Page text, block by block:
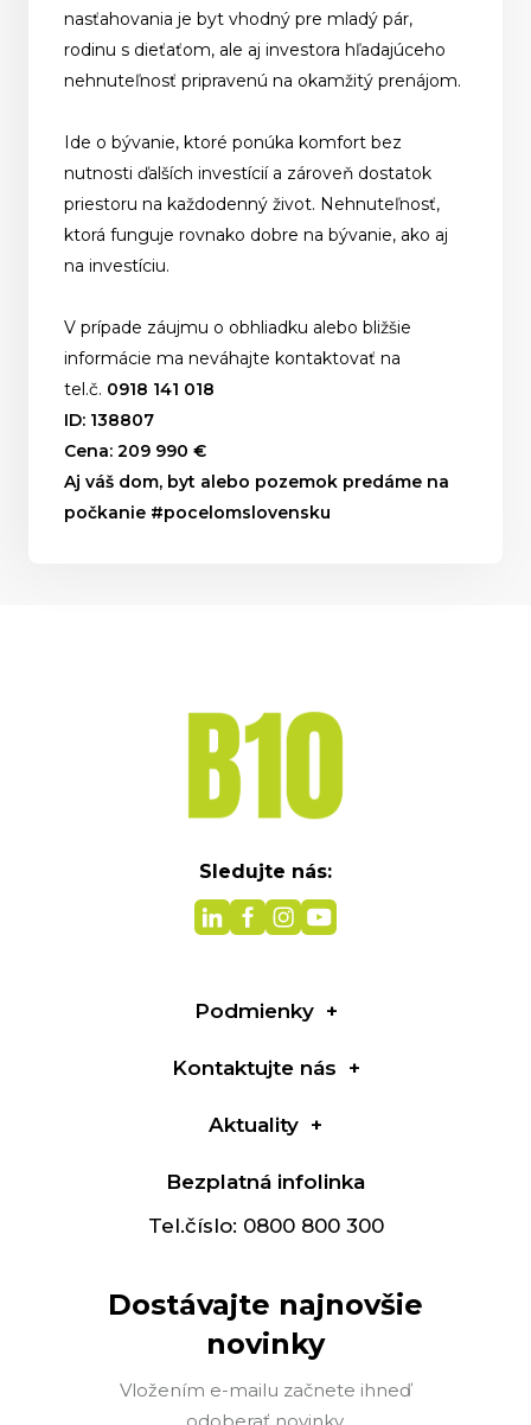
nasťahovania je byt vhodný pre mladý pár,
rodinu s dieťaťom, ale aj investora hľadajúceho
nehnuteľnosť pripravenú na okamžitý prenájom.
Ide o bývanie, ktoré ponúka komfort bez
nutnosti ďalších investícií a zároveň dostatok
priestoru na každodenný život. Nehnuteľnosť,
ktorá funguje rovnako dobre na bývanie, ako aj
na investíciu.
V prípade záujmu o obhliadku alebo bližšie
informácie ma neváhajte kontaktovať na
tel.č. 0918 141 018
ID: 138807
Cena: 209 990 €
Aj váš dom, byt alebo pozemok predáme na
počkanie #pocelomslovensku
Sledujte nás:
Podmienky
Kontaktujte nás
Aktuality
Bezplatná infolinka
Tel.číslo: 0800 800 300
Dostávajte najnovšie
novinky
Vložením e-mailu začnete ihneď
odoberať novinky.